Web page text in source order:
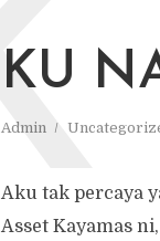
KU
Admin
K
Aku tak percaya
Asset Kayamas